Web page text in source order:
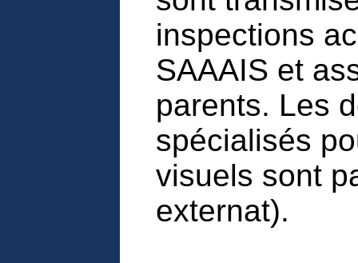
inspections
SAAAIS et
parents. Les
spécialisés
visuels sont
externat).